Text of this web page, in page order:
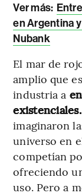
Ver más:
en Argentina
Nubank
El mar de
amplio que
industria a
existenciales.
imaginaron
universo en
competían
ofreciendo
uso. Pero a